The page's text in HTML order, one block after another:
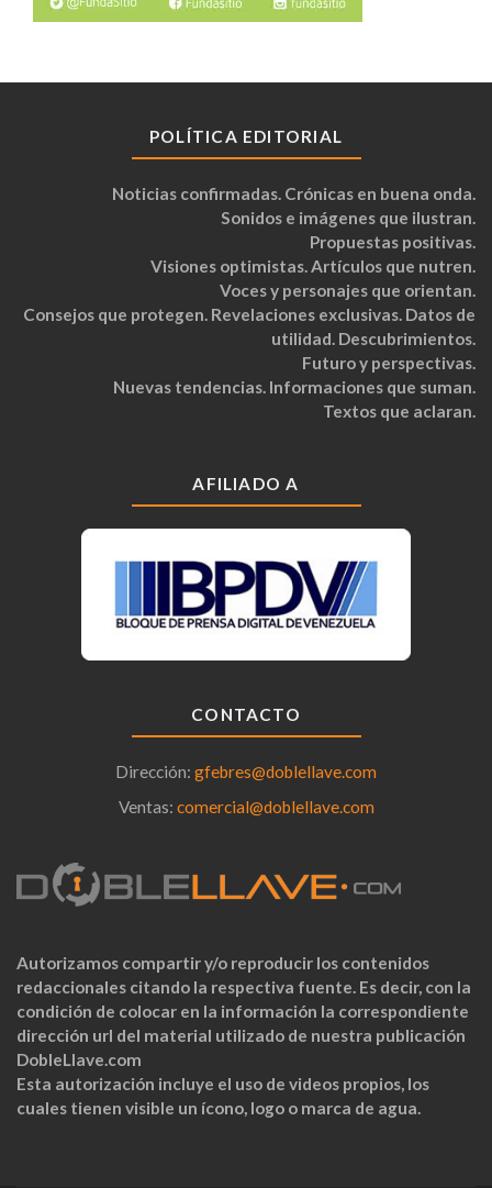
POLÍTICA EDITORIAL
Noticias confirmadas. Crónicas en buena onda.
Sonidos e imágenes que ilustran.
Propuestas positivas.
Visiones optimistas. Artículos que nutren.
Voces y personajes que orientan.
Consejos que protegen. Revelaciones exclusivas. Datos de
utilidad. Descubrimientos.
Futuro y perspectivas.
Nuevas tendencias. Informaciones que suman.
Textos que aclaran.
AFILIADO A
CONTACTO
Dirección: gfebres@doblellave.com
Ventas: comercial@doblellave.com
Autorizamos compartir y/o reproducir los contenidos
redaccionales citando la respectiva fuente. Es decir, con la
condición de colocar en la información la correspondiente
dirección url del material utilizado de nuestra publicación
DobleLlave.com
Esta autorización incluye el uso de videos propios, los
cuales tienen visible un ícono, logo o marca de agua.